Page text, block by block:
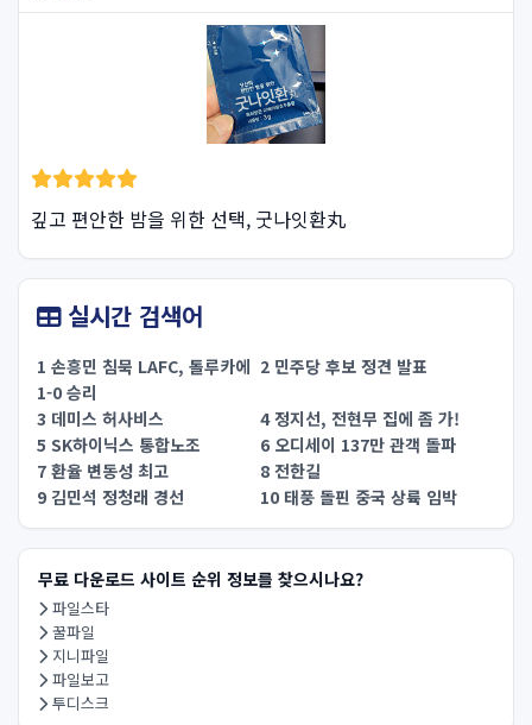
깊고 편안한 밤을 위한 선택, 굿나잇환丸
실시간 검색어
1 손흥민 침묵 LAFC, 톨루카에
1-0 승리
2 민주당 후보 정견 발표
3 데미스 허사비스
4 정지선, 전현무 집에 좀 가!
5 SK하이닉스 통합노조
6 오디세이 137만 관객 돌파
7 환율 변동성 최고
8 전한길
9 김민석 정청래 경선
10 태풍 돌핀 중국 상륙 임박
무료 다운로드 사이트 순위 정보를 찾으시나요?
파일스타
꿀파일
지니파일
파일보고
투디스크